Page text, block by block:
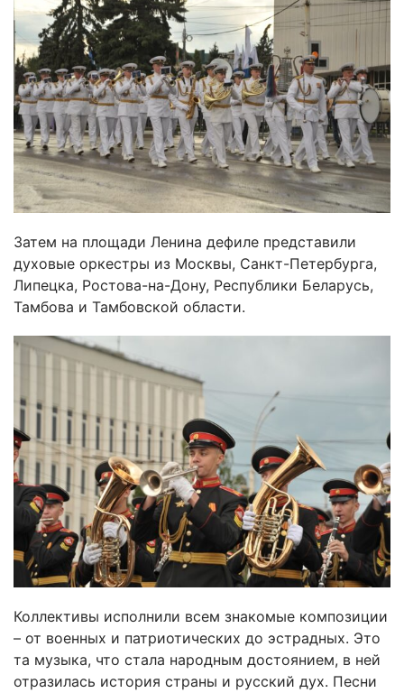
Затем на площади Ленина дефиле представили
духовые оркестры из Москвы, Санкт-Петербурга,
Липецка, Ростова-на-Дону, Республики Беларусь,
Тамбова и Тамбовской области.
Коллективы исполнили всем знакомые композиции
– от военных и патриотических до эстрадных. Это
та музыка, что стала народным достоянием, в ней
отразилась история страны и русский дух. Песни